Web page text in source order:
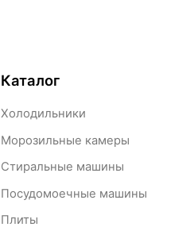
Каталог
Холодильники
Морозильные камеры
Стиральные машины
Посудомоечные машины
Плиты